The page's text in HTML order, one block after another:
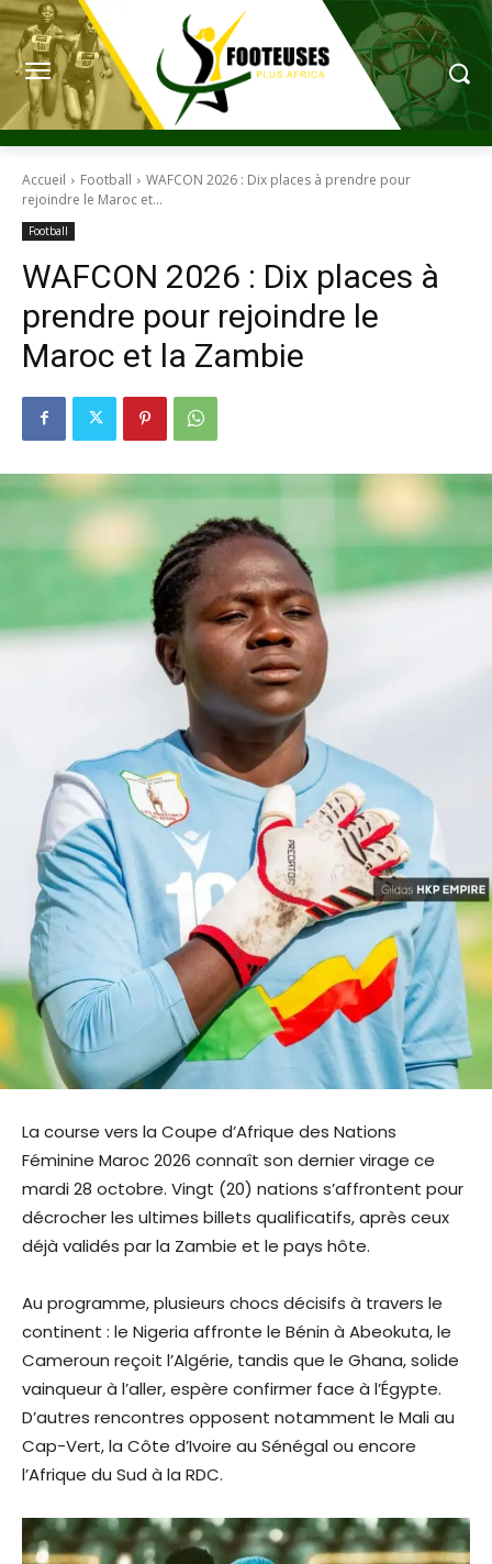
Accueil Football
WAFCON 2026 : Dix places à prendre pour
rejoindre le Maroc et...
Football
WAFCON 2026 : Dix places à
prendre pour rejoindre le
Maroc et la Zambie
La course vers la Coupe d’Afrique des Nations
Féminine Maroc 2026 connaît son dernier virage ce
mardi 28 octobre. Vingt (20) nations s’affrontent pour
décrocher les ultimes billets qualificatifs, après ceux
déjà validés par la Zambie et le pays hôte.
Au programme, plusieurs chocs décisifs à travers le
continent : le Nigeria affronte le Bénin à Abeokuta, le
Cameroun reçoit l’Algérie, tandis que le Ghana, solide
vainqueur à l’aller, espère confirmer face à l’Égypte.
D’autres rencontres opposent notamment le Mali au
Cap-Vert, la Côte d’Ivoire au Sénégal ou encore
l’Afrique du Sud à la RDC.